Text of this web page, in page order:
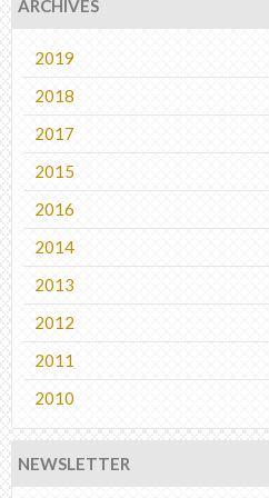
ARCHIVES
2019
2018
2017
2015
2016
2014
2013
2012
2011
2010
NEWSLETTER